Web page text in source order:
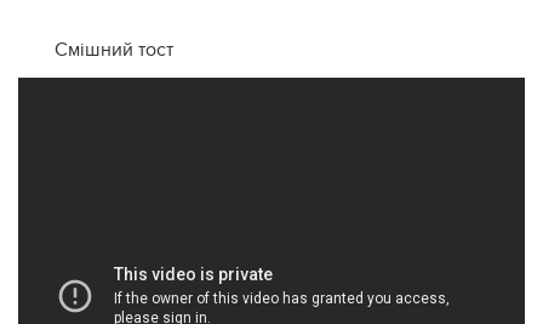
Смішний тост